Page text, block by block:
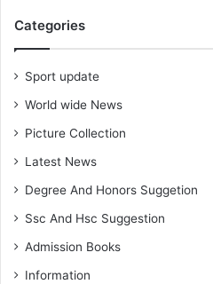
Categories
Sport update
World wide News
Picture Collection
Latest News
Degree And Honors Suggetion
Ssc And Hsc Suggestion
Admission Books
Information